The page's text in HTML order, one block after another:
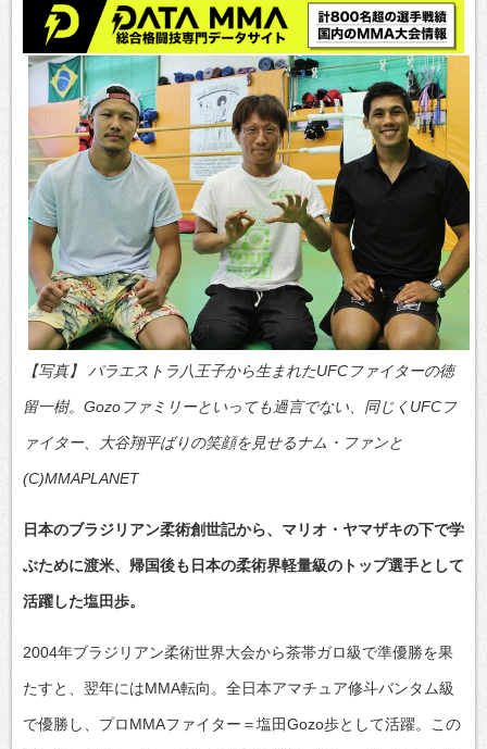
【写真】 パラエストラ八王子から生まれたUFCファイターの徳
留一樹。Gozoファミリーといっても過言でない、同じくUFCフ
ァイター、大谷翔平ばりの笑顔を見せるナム・ファンと
(C)MMAPLANET
日本のブラジリアン柔術創世記から、マリオ・ヤマザキの下で学
ぶために渡米、帰国後も日本の柔術界軽量級のトップ選手として
活躍した塩田歩。
2004年ブラジリアン柔術世界大会から茶帯ガロ級で準優勝を果
たすと、翌年にはMMA転向。全日本アマチュア修斗バンタム級
で優勝し、プロMMAファイター＝塩田Gozo歩として活躍。この